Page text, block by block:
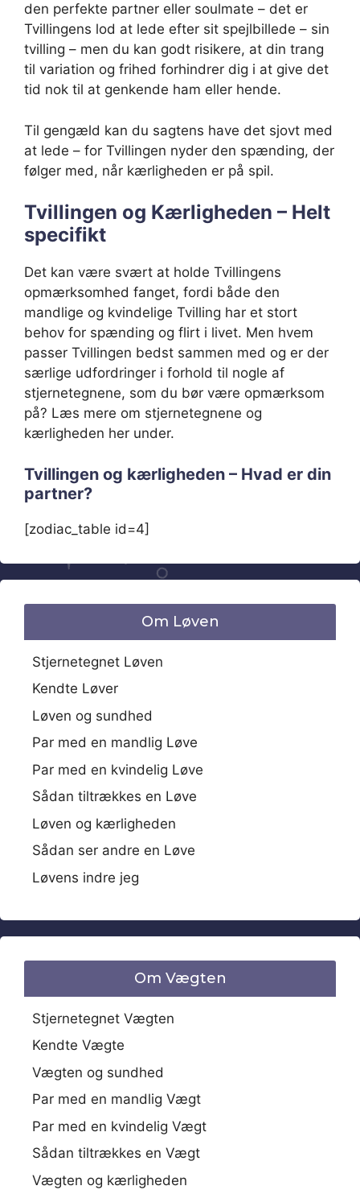
den perfekte partner eller soulmate – det er
Tvillingens lod at lede efter sit spejlbillede – sin
tvilling – men du kan godt risikere, at din trang
til variation og frihed forhindrer dig i at give det
tid nok til at genkende ham eller hende.
Til gengæld kan du sagtens have det sjovt med
at lede – for Tvillingen nyder den spænding, der
følger med, når kærligheden er på spil.
Tvillingen og Kærligheden – Helt
specifikt
Det kan være svært at holde Tvillingens
opmærksomhed fanget, fordi både den
mandlige og kvindelige Tvilling har et stort
behov for spænding og flirt i livet. Men hvem
passer Tvillingen bedst sammen med og er der
særlige udfordringer i forhold til nogle af
stjernetegnene, som du bør være opmærksom
på? Læs mere om stjernetegnene og
kærligheden her under.
Tvillingen og kærligheden – Hvad er din
partner?
[zodiac_table id=4]
Om Løven
Stjernetegnet Løven
Kendte Løver
Løven og sundhed
Par med en mandlig Løve
Par med en kvindelig Løve
Sådan tiltrækkes en Løve
Løven og kærligheden
Sådan ser andre en Løve
Løvens indre jeg
Om Vægten
Stjernetegnet Vægten
Kendte Vægte
Vægten og sundhed
Par med en mandlig Vægt
Par med en kvindelig Vægt
Sådan tiltrækkes en Vægt
Vægten og kærligheden